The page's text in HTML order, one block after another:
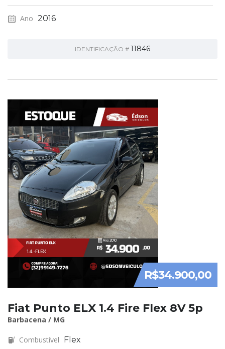
Ano 2016
IDENTIFICAÇÃO # 11846
R$34.900,00
Fiat Punto ELX 1.4 Fire Flex 8V 5p
Barbacena / MG
Combustível Flex